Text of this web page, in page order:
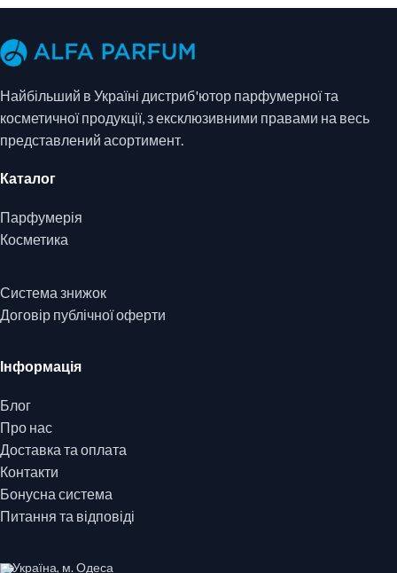
Найбільший в Україні дистриб'ютор парфумерної та
косметичної продукції, з ексклюзивними правами на весь
представлений асортимент.
Каталог
Парфумерія
Косметика
Система знижок
Договір публічної оферти
Інформація
Блог
Про нас
Доставка та оплата
Контакти
Бонусна система
Питання та відповіді
Україна, м. Одеса